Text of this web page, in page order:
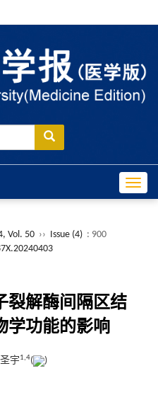
Vol. 50 ›› Issue (4) : 900
裂解酶间隔区结
学功能的影响
宇1,4(
)